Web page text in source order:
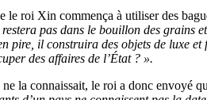
le roi Xin commença à utiliser des
pas dans le bouillon des grains
pire, il construira des objets de luxe
des affaires de l’État ? ».
la connaissait, le roi a donc envoyé